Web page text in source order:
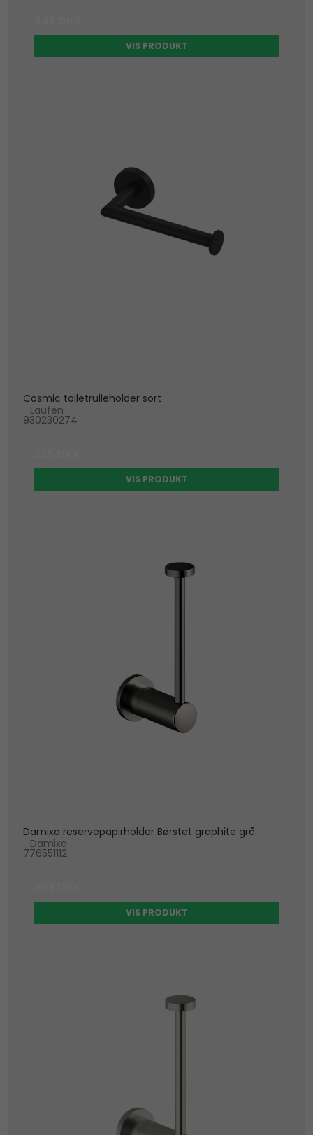
VIS PRODUKT
Cosmic toiletrulleholder sort
Laufen
930230274
VIS PRODUKT
Damixa reservepapirholder Børstet graphite grå
Damixa
776551112
VIS PRODUKT